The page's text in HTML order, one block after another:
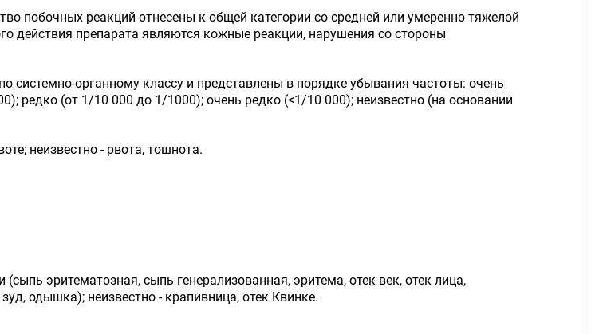
побочных реакций отнесены к общей категории со средней или умеренно тяжелой
действия препарата являются кожные реакции, нарушения со стороны
органному классу и представлены в порядке убывания частоты: очень
редко (от 1/10 000 до 1/1000); очень редко (<1/10 000); неизвестно (на основании
неизвестно - рвота, тошнота.
(сыпь эритематозная, сыпь генерализованная, эритема, отек век, отек лица,
одышка); неизвестно - крапивница, отек Квинке.